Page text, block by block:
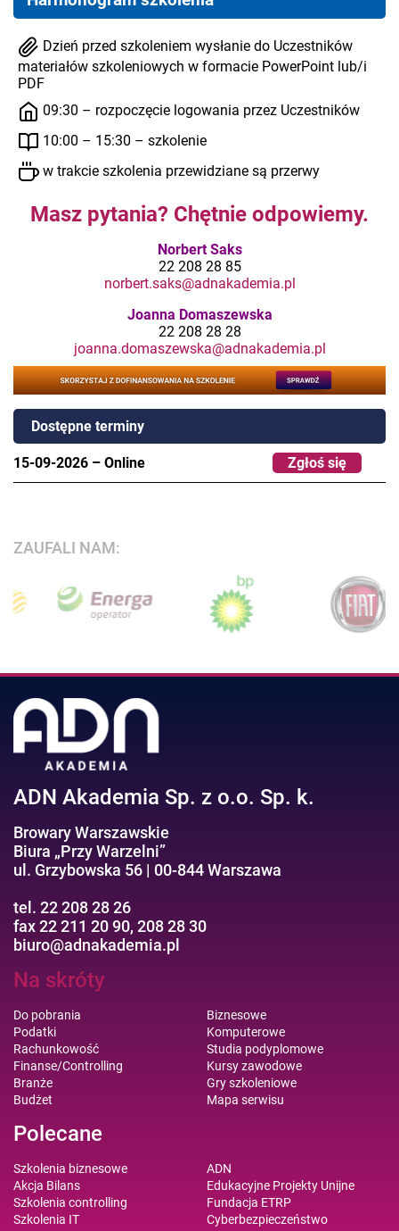
Dzień przed szkoleniem wysłanie do Uczestników
materiałów szkoleniowych w formacie PowerPoint lub/i
PDF
09:30 – rozpoczęcie logowania przez Uczestników
10:00 – 15:30 – szkolenie
w trakcie szkolenia przewidziane są przerwy
Masz pytania? Chętnie odpowiemy.
Norbert Saks
22 208 28 85
norbert.saks@adnakademia.pl
Joanna Domaszewska
22 208 28 28
joanna.domaszewska@adnakademia.pl
Dostępne terminy
15-09-2026 – Online Zgłoś się
ZAUFALI NAM:
ADN Akademia Sp. z o.o. Sp. k.
Browary Warszawskie
Biura „Przy Warzelni”
ul. Grzybowska 56 | 00-844 Warszawa
tel. 22 208 28 26
fax 22 211 20 90, 208 28 30
biuro@adnakademia.pl
Na skróty
Do pobrania
Podatki
Rachunkowość
Finanse/Controlling
Branże
Budżet
Biznesowe
Komputerowe
Studia podyplomowe
Kursy zawodowe
Gry szkoleniowe
Mapa serwisu
Polecane
Szkolenia biznesowe
Akcja Bilans
Szkolenia controlling
Szkolenia IT
ADN
Edukacyjne Projekty Unijne
Fundacja ETRP
Cyberbezpieczeństwo